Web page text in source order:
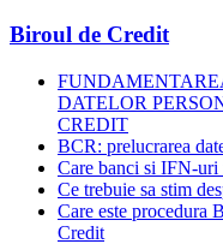
Biroul de Credit
DATELOR
CREDIT
BCR: prelucrarea
Care banci si IFN-
Ce trebuie sa stim
Care este procedura
Credit